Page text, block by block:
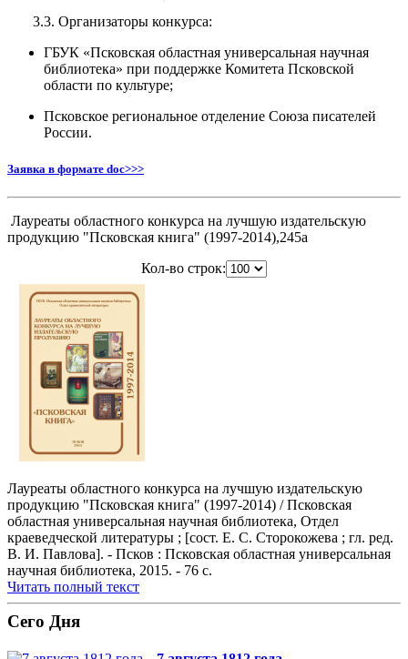
3.3. Организаторы конкурса:
ГБУК «Псковская областная универсальная научная
библиотека» при поддержке Комитета Псковской
области по культуре;
Псковское региональное отделение Союза писателей
России.
Заявка в формате doc>>>
Лауреаты областного конкурса на лучшую издательскую
продукцию "Псковская книга" (1997-2014),245a
Кол-во строк:
Лауреаты областного конкурса на лучшую издательскую
продукцию "Псковская книга" (1997-2014) / Псковская
областная универсальная научная библиотека, Отдел
краеведческой литературы ; [сост. Е. С. Сторокожева ; гл. ред.
В. И. Павлова]. - Псков : Псковская областная универсальная
научная библиотека, 2015. - 76 с.
Читать полный текст
Сего Дня